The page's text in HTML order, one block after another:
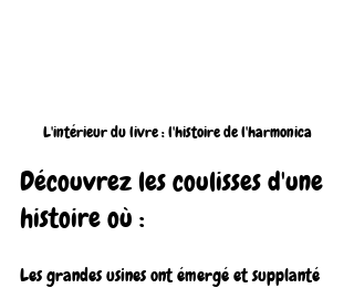
L'intérieur du livre : l'histoire de l'harmonica
Découvrez les coulisses d'une
histoire où :
Les grandes usines ont émergé et supplanté